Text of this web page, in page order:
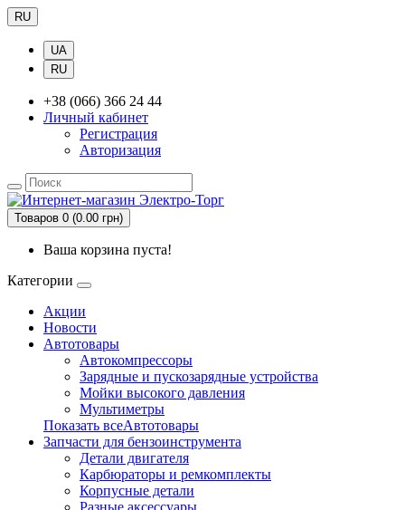
RU
UA
RU
+38 (066) 366 24 44
Личный кабинет
Регистрация
Авторизация
Товаров 0 (0.00 грн)
Ваша корзина пуста!
Категории
Акции
Новости
Автотовары
Автокомпрессоры
Зарядные и пускозарядные устройства
Мойки высокого давления
Мультиметры
Показать всеАвтотовары
Запчасти для бензоинструмента
Детали двигателя
Карбюраторы и ремкомплекты
Корпусные детали
Разные аксессуары